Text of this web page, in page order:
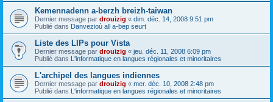
Kemennadenn a-berzh breizh-taiwan
Dernier message par drouizig « dim. déc. 14, 2008 9:51 pm
Publié dans Danvezioù all a-bep seurt
Liste des LIPs pour Vista
Dernier message par drouizig « jeu. déc. 11, 2008 6:09 pm
Publié dans L'informatique en langues régionales et minoritaires
L'archipel des langues indiennes
Dernier message par drouizig « mer. déc. 10, 2008 2:48 pm
Publié dans L'informatique en langues régionales et minoritaires